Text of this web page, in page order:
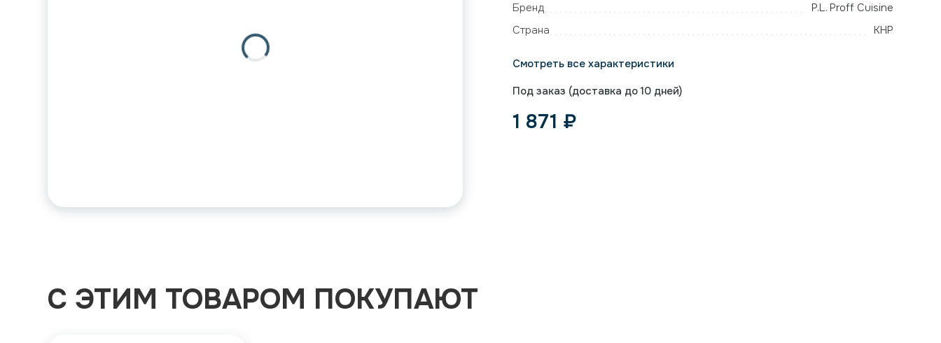
Бренд
P.L. Proff Cuisine
Страна
КНР
Смотреть все характеристики
Под заказ (доставка до 10 дней)
1 871 ₽
С ЭТИМ ТОВАРОМ ПОКУПАЮТ